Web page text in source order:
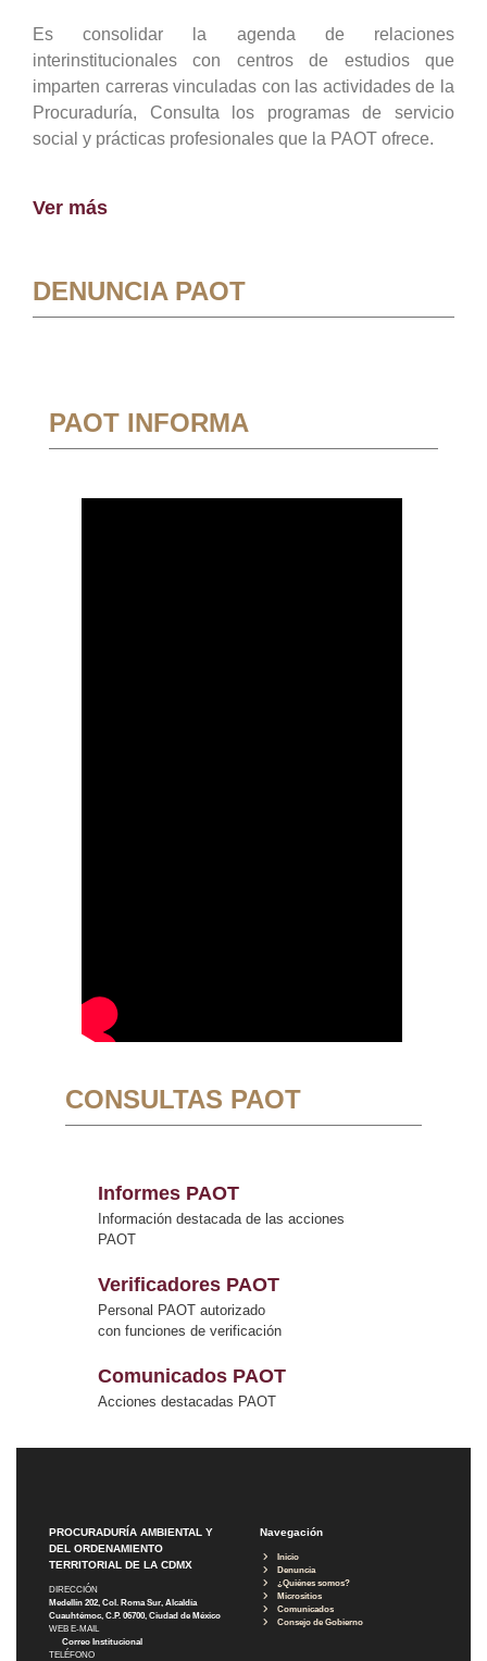
Es consolidar la agenda de relaciones
interinstitucionales con centros de estudios que
imparten carreras vinculadas con las actividades de la
Procuraduría, Consulta los programas de servicio
social y prácticas profesionales que la PAOT ofrece.
Ver más
DENUNCIA PAOT
PAOT INFORMA
CONSULTAS PAOT
Informes PAOT
Información destacada de las acciones
PAOT
Verificadores PAOT
Personal PAOT autorizado
con funciones de verificación
Comunicados PAOT
Acciones destacadas PAOT
PROCURADURÍA AMBIENTAL Y
DEL ORDENAMIENTO
TERRITORIAL DE LA CDMX
DIRECCIÓN
Medellín 202, Col. Roma Sur, Alcaldía
Cuauhtémoc, C.P. 06700, Ciudad de México
WEB E-MAIL
Correo Institucional
TELÉFONO
Navegación
Inicio
Denuncia
¿Quiénes somos?
Micrositios
Comunicados
Consejo de Gobierno